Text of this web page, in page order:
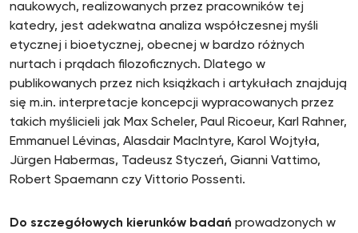
naukowych, realizowanych przez pracowników tej
katedry, jest adekwatna analiza współczesnej myśli
etycznej i bioetycznej, obecnej w bardzo różnych
nurtach i prądach filozoficznych. Dlatego w
publikowanych przez nich książkach i artykułach znajdują
się m.in. interpretacje koncepcji wypracowanych przez
takich myślicieli jak Max Scheler, Paul Ricoeur, Karl Rahner,
Emmanuel Lévinas, Alasdair MacIntyre, Karol Wojtyła,
Jürgen Habermas, Tadeusz Styczeń, Gianni Vattimo,
Robert Spaemann czy Vittorio Possenti.
Do szczegółowych kierunków badań prowadzonych w